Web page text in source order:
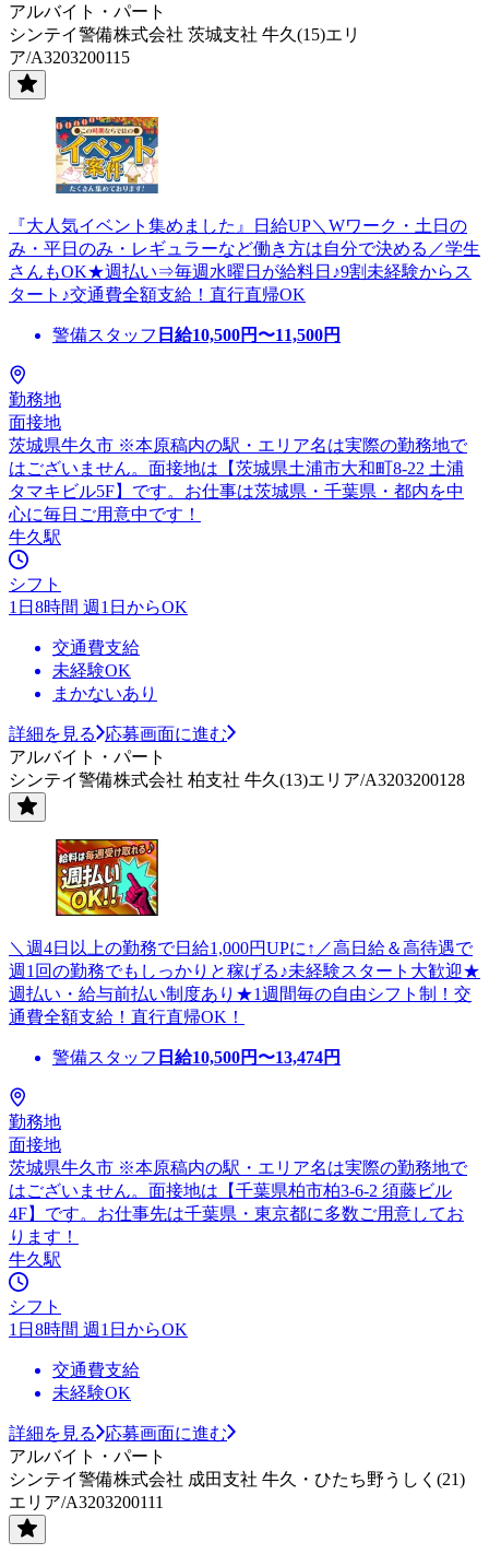
アルバイト・パート
シンテイ警備株式会社 茨城支社 牛久(15)エリ
ア/A3203200115
『大人気イベント集めました』日給UP＼Wワーク・土日の
み・平日のみ・レギュラーなど働き方は自分で決める／学生
さんもOK★週払い⇒毎週水曜日が給料日♪9割未経験からス
タート♪交通費全額支給！直行直帰OK
警備スタッフ 日給10,500円〜11,500円
勤務地
面接地
茨城県牛久市 ※本原稿内の駅・エリア名は実際の勤務地で
はございません。面接地は【茨城県土浦市大和町8-22 土浦
タマキビル5F】です。お仕事は茨城県・千葉県・都内を中
心に毎日ご用意中です！
牛久駅
シフト
1日8時間 週1日からOK
交通費支給
未経験OK
まかないあり
詳細を見る
応募画面に進む
アルバイト・パート
シンテイ警備株式会社 柏支社 牛久(13)エリア/A3203200128
＼週4日以上の勤務で日給1,000円UPに↑／高日給＆高待遇で
週1回の勤務でもしっかりと稼げる♪未経験スタート大歓迎★
週払い・給与前払い制度あり★1週間毎の自由シフト制！交
通費全額支給！直行直帰OK！
警備スタッフ 日給10,500円〜13,474円
勤務地
面接地
茨城県牛久市 ※本原稿内の駅・エリア名は実際の勤務地で
はございません。面接地は【千葉県柏市柏3-6-2 須藤ビル
4F】です。お仕事先は千葉県・東京都に多数ご用意してお
ります！
牛久駅
シフト
1日8時間 週1日からOK
交通費支給
未経験OK
詳細を見る
応募画面に進む
アルバイト・パート
シンテイ警備株式会社 成田支社 牛久・ひたち野うしく(21)
エリア/A3203200111